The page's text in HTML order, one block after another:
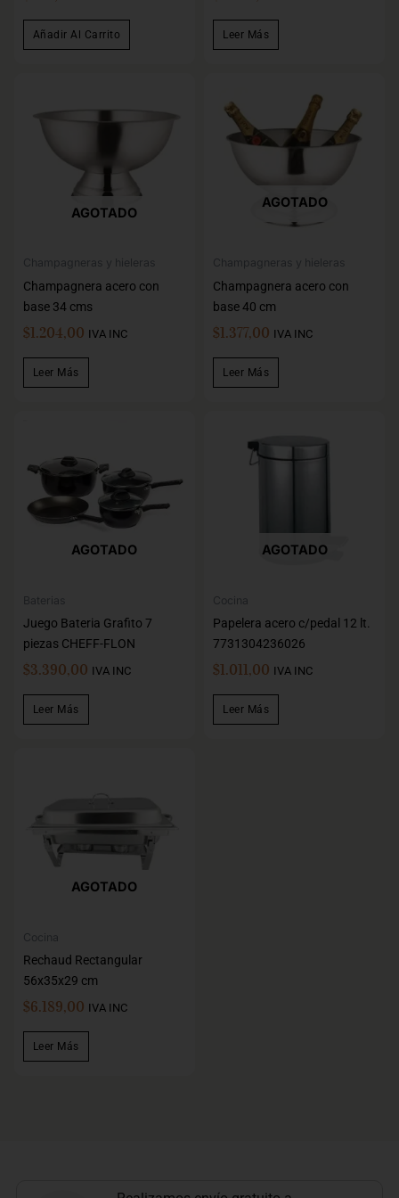
Añadir Al Carrito Leer Más
AGOTADO
Champagneras y hieleras
Champagnera acero con
base 34 cms
$1.204,00 IVA INC
Leer Más
AGOTADO
Champagneras y hieleras
Champagnera acero con
base 40 cm
$1.377,00 IVA INC
Leer Más
AGOTADO
Baterias
Juego Bateria Grafito 7
piezas CHEFF-FLON
$3.390,00 IVA INC
Leer Más
AGOTADO
Cocina
Papelera acero c/pedal 12 lt.
7731304236026
$1.011,00 IVA INC
Leer Más
AGOTADO
Cocina
Rechaud Rectangular
56x35x29 cm
$6.189,00 IVA INC
Leer Más